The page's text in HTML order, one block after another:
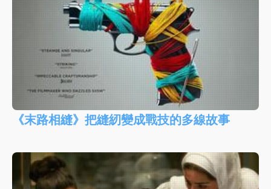
《末路相縫》把縫紉變成戰技的多線故事